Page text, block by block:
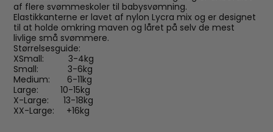
af flere svømmeskoler til babysvømning.
Elastikkanterne er lavet af nylon Lycra mix og er designet
til at holde omkring maven og låret på selv de mest
livlige små svømmere.
Størrelsesguide:
XSmall: 3-4kg
Small: 3-6kg
Medium: 6-11kg
Large: 10-15kg
X-Large: 13-18kg
XX-Large: +16kg